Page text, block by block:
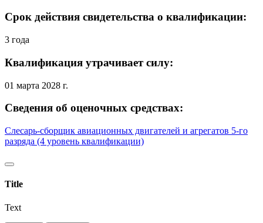
Срок действия свидетельства о квалификации:
3 года
Квалификация утрачивает силу:
01 марта 2028 г.
Сведения об оценочных средствах:
Слесарь-сборщик авиационных двигателей и агрегатов 5-го
разряда (4 уровень квалификации)
Title
Text